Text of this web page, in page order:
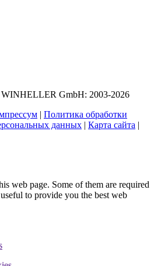
WINHELLER GmbH: 2003-2026
| Политика обработки
данных | Карта сайта |
web page. Some of them are required
to provide you the best web